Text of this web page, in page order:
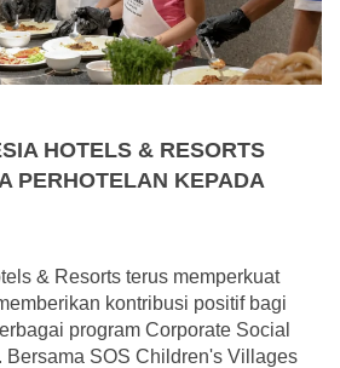
HOTELS & RESORTS
PERHOTELAN KEPADA
& Resorts terus memperkuat
kontribusi positif bagi
program Corporate Social
Bersama SOS Children's Villages